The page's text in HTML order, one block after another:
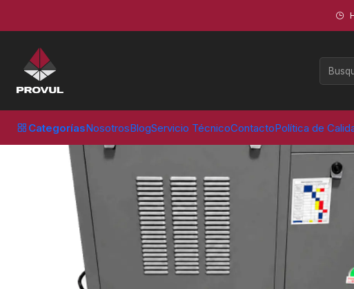
CategoríasNosotrosBlogServicio TécnicoContactoPolítica de
COMPRESOR TORNILLO 3 HP 300 LT 220V/